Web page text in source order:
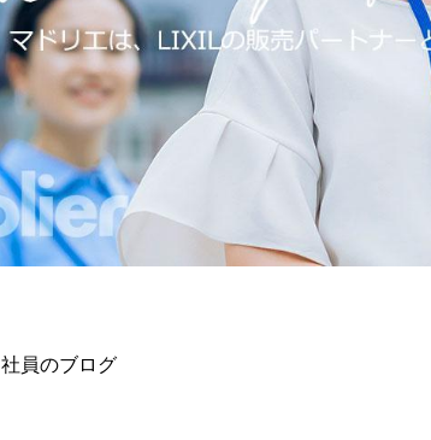
社員のブログ